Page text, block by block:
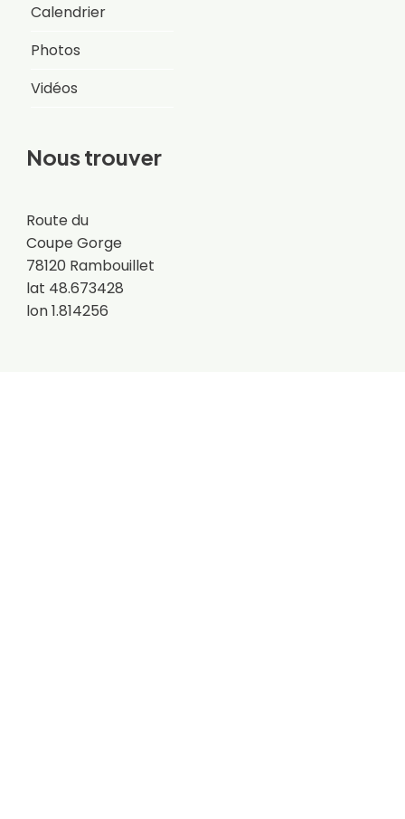
Calendrier
Photos
Vidéos
Nous trouver
Route du
Coupe Gorge
78120 Rambouillet
lat 48.673428
lon 1.814256